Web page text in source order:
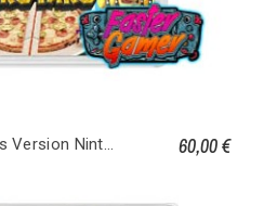
60,00 €